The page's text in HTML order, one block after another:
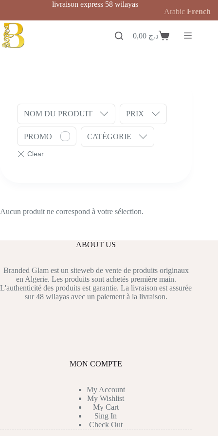
contenu
livraison express 58 wilayas
Panierد.ج
Aucun produit ne correspond à votre sélection.
NOM DU PRODUIT PRIX
PROMO CATÉGORIE
ABOUT US
Branded Glam est un siteweb de vente de produits originaux
en Algerie. Les produits sont achetés première main.
L'authenticité des produits est garantie. La livraison est assurée
sur 48 wilayas avec un paiement à la livraison.
MON COMPTE
My Account
My Wishlist
My Cart
Sing In
Check Out
Arabic French